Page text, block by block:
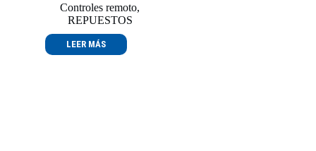
Controles remoto,
REPUESTOS
LEER MÁS